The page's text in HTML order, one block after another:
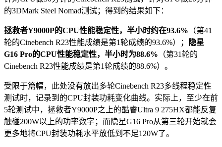
的3DMark Steel Nomad测试；得到的结果如下：
拯救者Y9000P的CPU性能稳定性，半小时约在93.6% （第41
轮的Cinebench R23性能成绩是第1轮成绩的93.6%）；
隐星
G16 Pro的CPU性能稳定性，半小时为88.6% （第31轮的
Cinebench R23性能成绩是第1轮成绩的88.6%）。
受限于篇幅，此处没有放出多轮Cinebench R23多线程稳定性
测试时，记录到的CPU封装功耗变化曲线。实际上，至少在前
5轮测试中，拯救者Y9000P之上的酷睿Ultra 9 275HX都能反复
触碰200W以上的功率数字；而隐星G16 Pro从第三轮开始就会
更多地将CPU封装功耗水平放低到不足120W了。